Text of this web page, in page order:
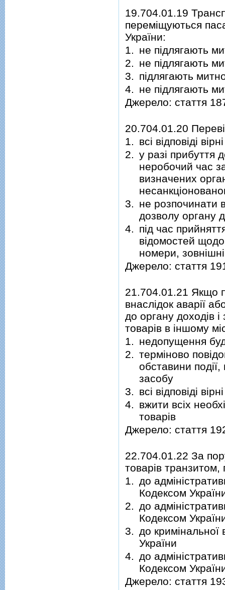
19.704.01.19
переміщуються
України:
1. не підлягають
2. не підлягають
3. підлягають
4. не підлягають
Джерело: стаття
20.704.01.20
1. всі відповіді вірні
2. у разі прибуття
неробочий час
визначених
3. не розпочинати
дозволу органу
4. під час
відомостей щодо
номери,
Джерело: стаття
21.704.01.21 Якщо
внаслідок аварії
до органу доходів
товарів в іншому
1. недопущення
2. терміново
обставини
засобу
3. всі відповіді вірні
4. вжити всіх
товарів
Джерело: стаття
22.704.01.22 За
товарів транзитом,
1. до
Кодексом
2. до
Кодексом
3. до кримінальної
України
4. до
Кодексом
Джерело: стаття